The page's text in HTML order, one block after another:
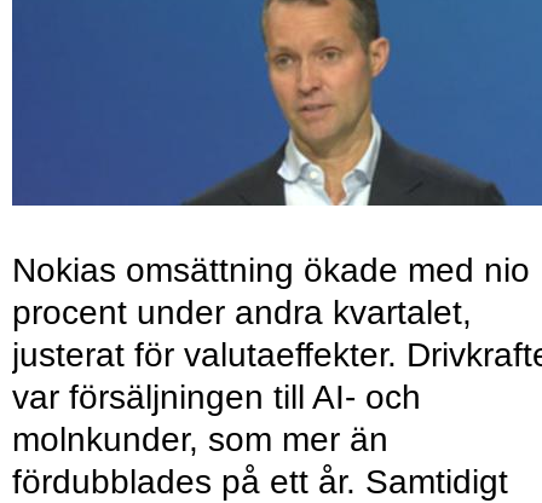
Nokias omsättning ökade med nio
procent under andra kvartalet,
justerat för valutaeffekter.
var försäljningen till AI- och
molnkunder, som mer än
fördubblades på ett år. Samtidigt